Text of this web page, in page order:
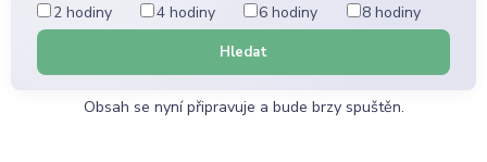
2 hodiny
4 hodiny 6 hodiny 8 hodiny
Hledat
Obsah se nyní připravuje a bude brzy spuštěn.